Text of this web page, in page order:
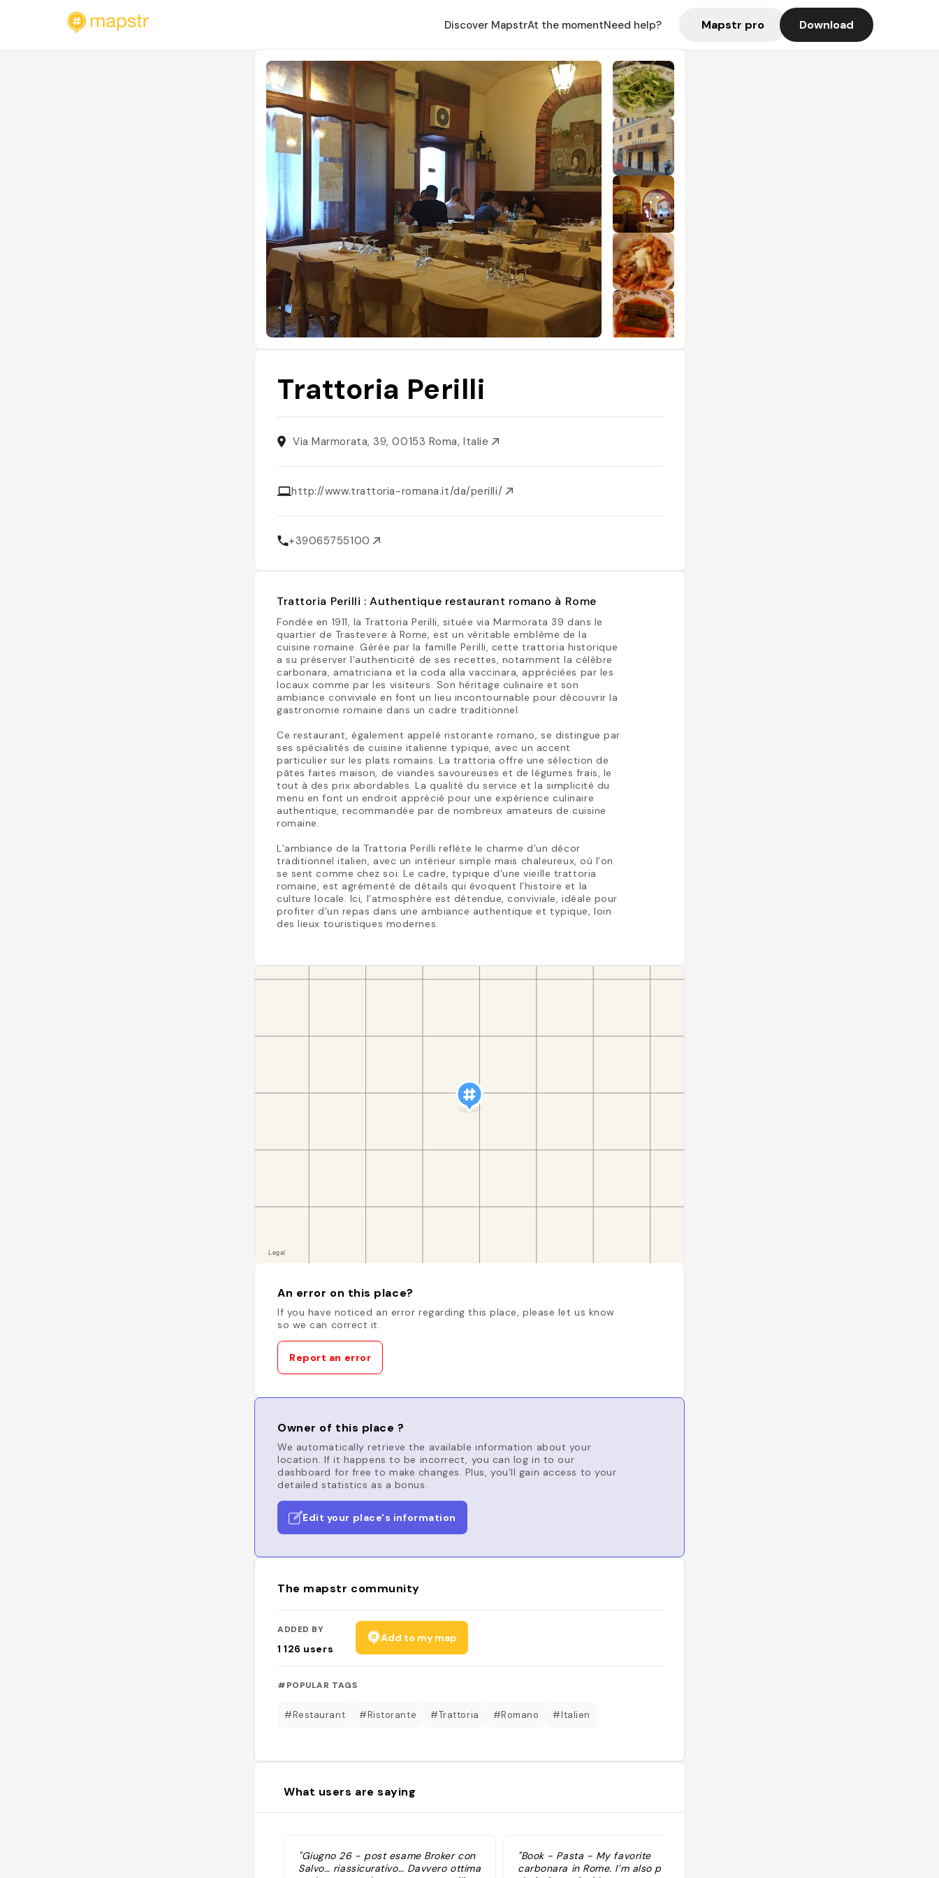
Discover MapstrAt the momentNeed help? Mapstr pro Download
Trattoria Perilli
Via Marmorata, 39, 00153 Roma, Italie
http://www.trattoria-romana.it/da/perilli/
+39065755100
Trattoria Perilli : Authentique restaurant romano à Rome
Fondée en 1911, la Trattoria Perilli, située via Marmorata 39 dans le
quartier de Trastevere à Rome, est un véritable emblème de la
cuisine romaine. Gérée par la famille Perilli, cette trattoria historique
a su préserver l'authenticité de ses recettes, notamment la célèbre
carbonara, amatriciana et la coda alla vaccinara, appréciées par les
locaux comme par les visiteurs. Son héritage culinaire et son
ambiance conviviale en font un lieu incontournable pour découvrir la
gastronomie romaine dans un cadre traditionnel.
Ce restaurant, également appelé ristorante romano, se distingue par
ses spécialités de cuisine italienne typique, avec un accent
particulier sur les plats romains. La trattoria offre une sélection de
pâtes faites maison, de viandes savoureuses et de légumes frais, le
tout à des prix abordables. La qualité du service et la simplicité du
menu en font un endroit apprécié pour une expérience culinaire
authentique, recommandée par de nombreux amateurs de cuisine
romaine.
L’ambiance de la Trattoria Perilli reflète le charme d’un décor
traditionnel italien, avec un intérieur simple mais chaleureux, où l’on
se sent comme chez soi. Le cadre, typique d’une vieille trattoria
romaine, est agrémenté de détails qui évoquent l’histoire et la
culture locale. Ici, l’atmosphère est détendue, conviviale, idéale pour
profiter d’un repas dans une ambiance authentique et typique, loin
des lieux touristiques modernes.
An error on this place?
If you have noticed an error regarding this place, please let us know
so we can correct it.
Report an error
Owner of this place ?
We automatically retrieve the available information about your
location. If it happens to be incorrect, you can log in to our
dashboard for free to make changes. Plus, you'll gain access to your
detailed statistics as a bonus.
Edit your place's information
The mapstr community
ADDED BY
1 126 users
Add to my map
#POPULAR TAGS
#Restaurant #Ristorante #Trattoria #Romano #Italien
What users are saying
"Giugno 26 - post esame Broker con
Salvo… riassicurativo… Davvero ottima
"Book - Pasta - My favorite
carbonara in Rome. I’m also partial to